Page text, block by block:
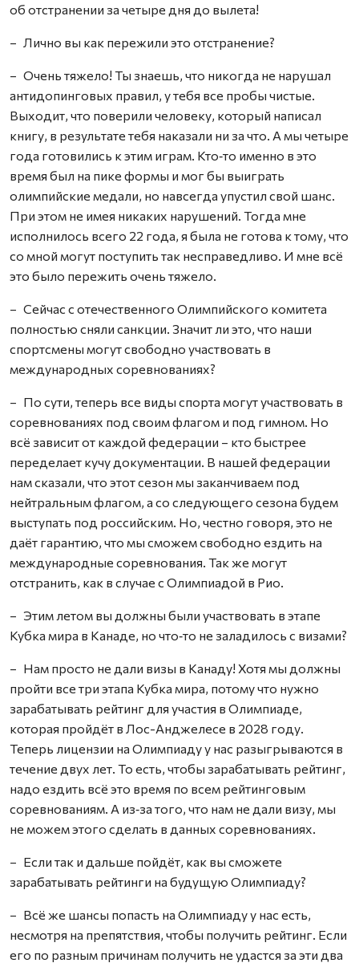
об отстранении за четыре дня до вылета!
– Лично вы как пережили это отстранение?
– Очень тяжело! Ты знаешь, что никогда не нарушал
антидопинговых правил, у тебя все пробы чистые.
Выходит, что поверили человеку, который написал
книгу, в результате тебя наказали ни за что. А мы четыре
года готовились к этим играм. Кто‑то именно в это
время был на пике формы и мог бы выиграть
олимпийские медали, но навсегда упустил свой шанс.
При этом не имея никаких нарушений. Тогда мне
исполнилось всего 22 года, я была не готова к тому, что
со мной могут поступить так несправедливо. И мне всё
это было пережить очень тяжело.
– Сейчас с отечественного Олимпийского комитета
полностью сняли санкции. Значит ли это, что наши
спортсмены могут свободно участвовать в
международных соревнованиях?
– По сути, теперь все виды спорта могут участвовать в
соревнованиях под своим флагом и под гимном. Но
всё зависит от каждой федерации – кто быстрее
переделает кучу документации. В нашей федерации
нам сказали, что этот сезон мы заканчиваем под
нейтральным флагом, а со следующего сезона будем
выступать под российским. Но, честно говоря, это не
даёт гарантию, что мы сможем свободно ездить на
международные соревнования. Так же могут
отстранить, как в случае с Олимпиадой в Рио.
– Этим летом вы должны были участвовать в этапе
Кубка мира в Канаде, но что‑то не заладилось с визами?
– Нам просто не дали визы в Канаду! Хотя мы должны
пройти все три этапа Кубка мира, потому что нужно
зарабатывать рейтинг для участия в Олимпиаде,
которая пройдёт в Лос-Анджелесе в 2028 году.
Теперь лицензии на Олимпиаду у нас разыгрываются в
течение двух лет. То есть, чтобы зарабатывать рейтинг,
надо ездить всё это время по всем рейтинговым
соревнованиям. А из‑за того, что нам не дали визу, мы
не можем этого сделать в данных соревнованиях.
– Если так и дальше пойдёт, как вы сможете
зарабатывать рейтинги на будущую Олимпиаду?
– Всё же шансы попасть на Олимпиаду у нас есть,
несмотря на препятствия, чтобы получить рейтинг. Если
его по разным причинам получить не удастся за эти два